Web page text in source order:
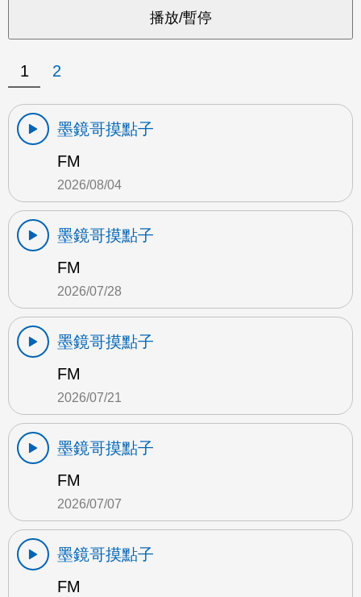
1 2
墨鏡哥摸點子
FM
2026/08/04
墨鏡哥摸點子
FM
2026/07/28
墨鏡哥摸點子
FM
2026/07/21
墨鏡哥摸點子
FM
2026/07/07
墨鏡哥摸點子
FM